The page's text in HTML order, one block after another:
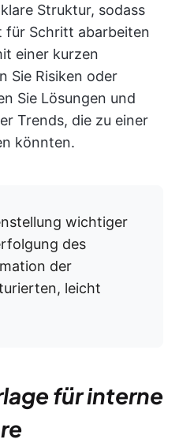
Struktur, sodass
für Schritt abarbeiten
einer kurzen
Sie Risiken oder
Sie Lösungen und
Trends, die zu einer
könnten.
wichtiger
des
der
leicht
für interne